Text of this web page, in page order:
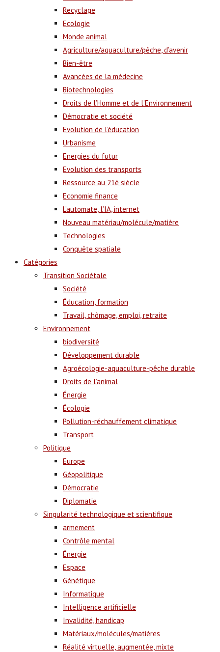
Recyclage
Ecologie
Monde animal
Agriculture/aquaculture/pêche, d’avenir
Bien-être
Avancées de la médecine
Biotechnologies
Droits de l’Homme et de l’Environnement
Démocratie et société
Evolution de l’éducation
Urbanisme
Energies du futur
Evolution des transports
Ressource au 21è siècle
Economie finance
L’automate, l’IA, internet
Nouveau matériau/molécule/matière
Technologies
Conquête spatiale
Catégories
Transition Sociétale
Société
Éducation, formation
Travail, chômage, emploi, retraite
Environnement
biodiversité
Développement durable
Agroécologie-aquaculture-pêche durable
Droits de l’animal
Énergie
Écologie
Pollution-réchauffement climatique
Transport
Politique
Europe
Géopolitique
Démocratie
Diplomatie
Singularité technologique et scientifique
armement
Contrôle mental
Énergie
Espace
Génétique
Informatique
Intelligence artificielle
Invalidité, handicap
Matériaux/molécules/matières
Réalité virtuelle, augmentée, mixte